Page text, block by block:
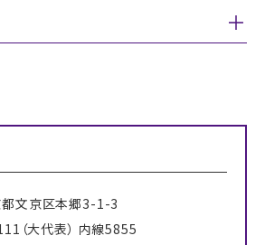
文京区本郷3-1-3
（大代表） 内線5855